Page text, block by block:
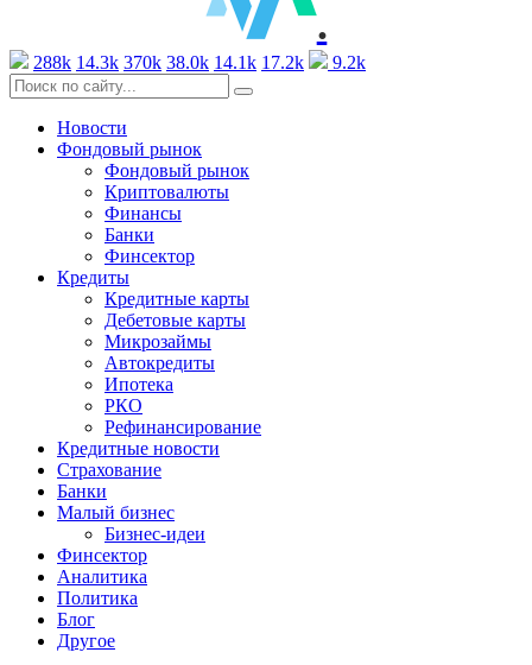
.
288k 14.3k 370k 38.0k 14.1k 17.2k 9.2k
Новости
Фондовый рынок
Фондовый рынок
Криптовалюты
Финансы
Банки
Финсектор
Кредиты
Кредитные карты
Дебетовые карты
Микрозаймы
Автокредиты
Ипотека
РКО
Рефинансирование
Кредитные новости
Страхование
Банки
Малый бизнес
Бизнес-идеи
Финсектор
Аналитика
Политика
Блог
Другое